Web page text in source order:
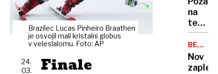
Brazilec Lucas Pinheiro Braathen
je osvojil mali kristalni globus
v veleslalomu. Foto: AP
Finale
24.
03.
orožje
za
na
težko
terenu
v
okolici
BELA
HIŠA
Nov
zaplet: